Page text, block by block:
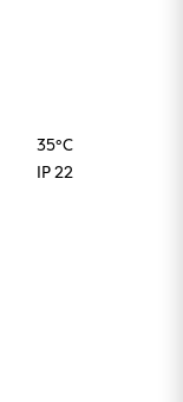
35°C
IP 22